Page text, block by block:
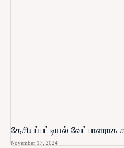
தேசியப்பட்டியல்
November 17, 2024